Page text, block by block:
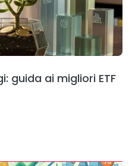
guida ai migliori ETF